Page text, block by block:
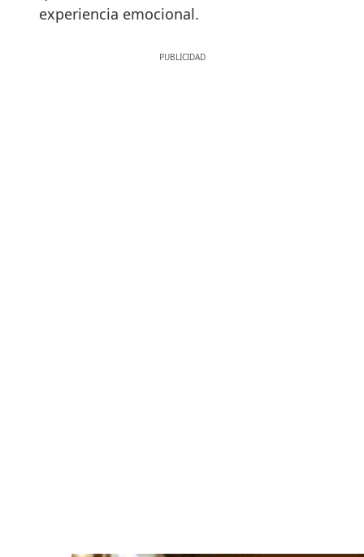
experiencia emocional.